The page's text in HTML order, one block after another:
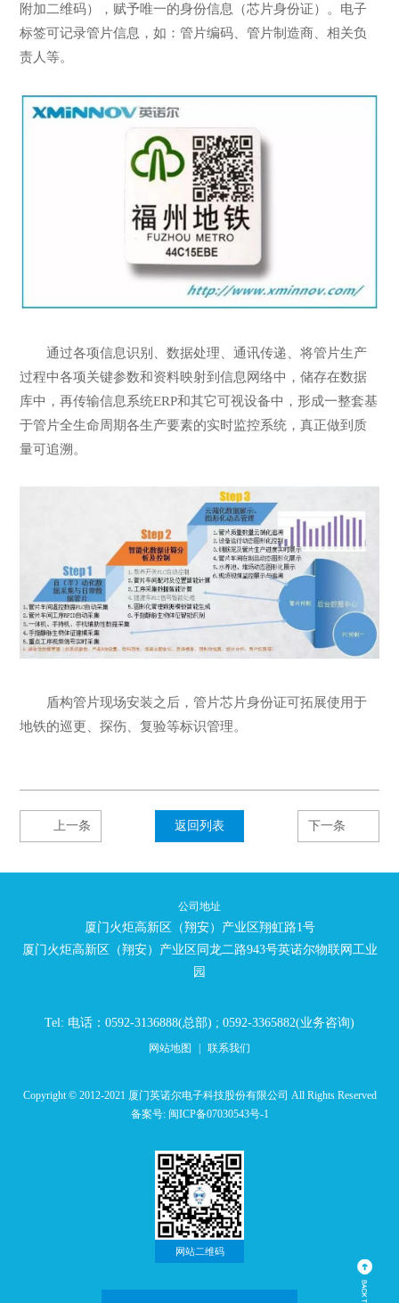
附加二维码），赋予唯一的身份信息（芯片身份证）。电子
标签可记录管片信息，如：管片编码、管片制造商、相关负
责人等。
通过各项信息识别、数据处理、通讯传递、将管片生产
过程中各项关键参数和资料映射到信息网络中，储存在数据
库中，再传输信息系统ERP和其它可视设备中，形成一整套基
于管片全生命周期各生产要素的实时监控系统，真正做到质
量可追溯。
盾构管片现场安装之后，管片芯片身份证可拓展使用于
地铁的巡更、探伤、复验等标识管理。
上一条 返回列表 下一条
公司地址
厦门火炬高新区（翔安）产业区翔虹路1号
厦门火炬高新区（翔安）产业区同龙二路943号英诺尔物联网工业
园
Tel: 电话：0592-3136888(总部) ; 0592-3365882(业务咨询)
网站地图 联系我们
Copyright © 2012-2021 厦门英诺尔电子科技股份有限公司 All Rights Reserved
备案号: 闽ICP备07030543号-1
网站二维码